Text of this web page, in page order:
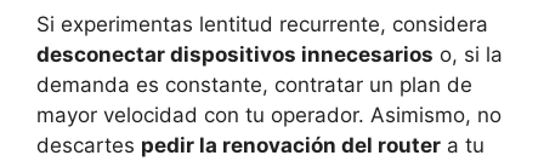
Si experimentas lentitud recurrente, considera
desconectar dispositivos innecesarios o, si la
demanda es constante, contratar un plan de
mayor velocidad con tu operador. Asimismo, no
descartes pedir la renovación del router a tu